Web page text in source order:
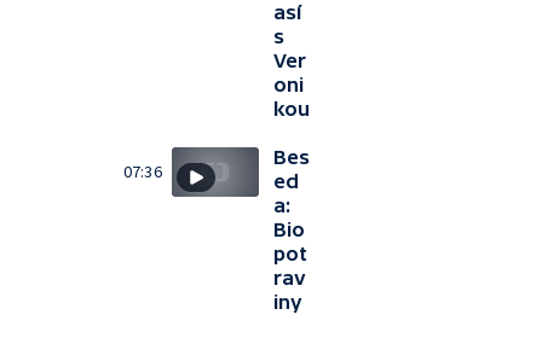
así
s
Ver
oni
kou
07:36
Bes
ed
a:
Bio
pot
rav
iny